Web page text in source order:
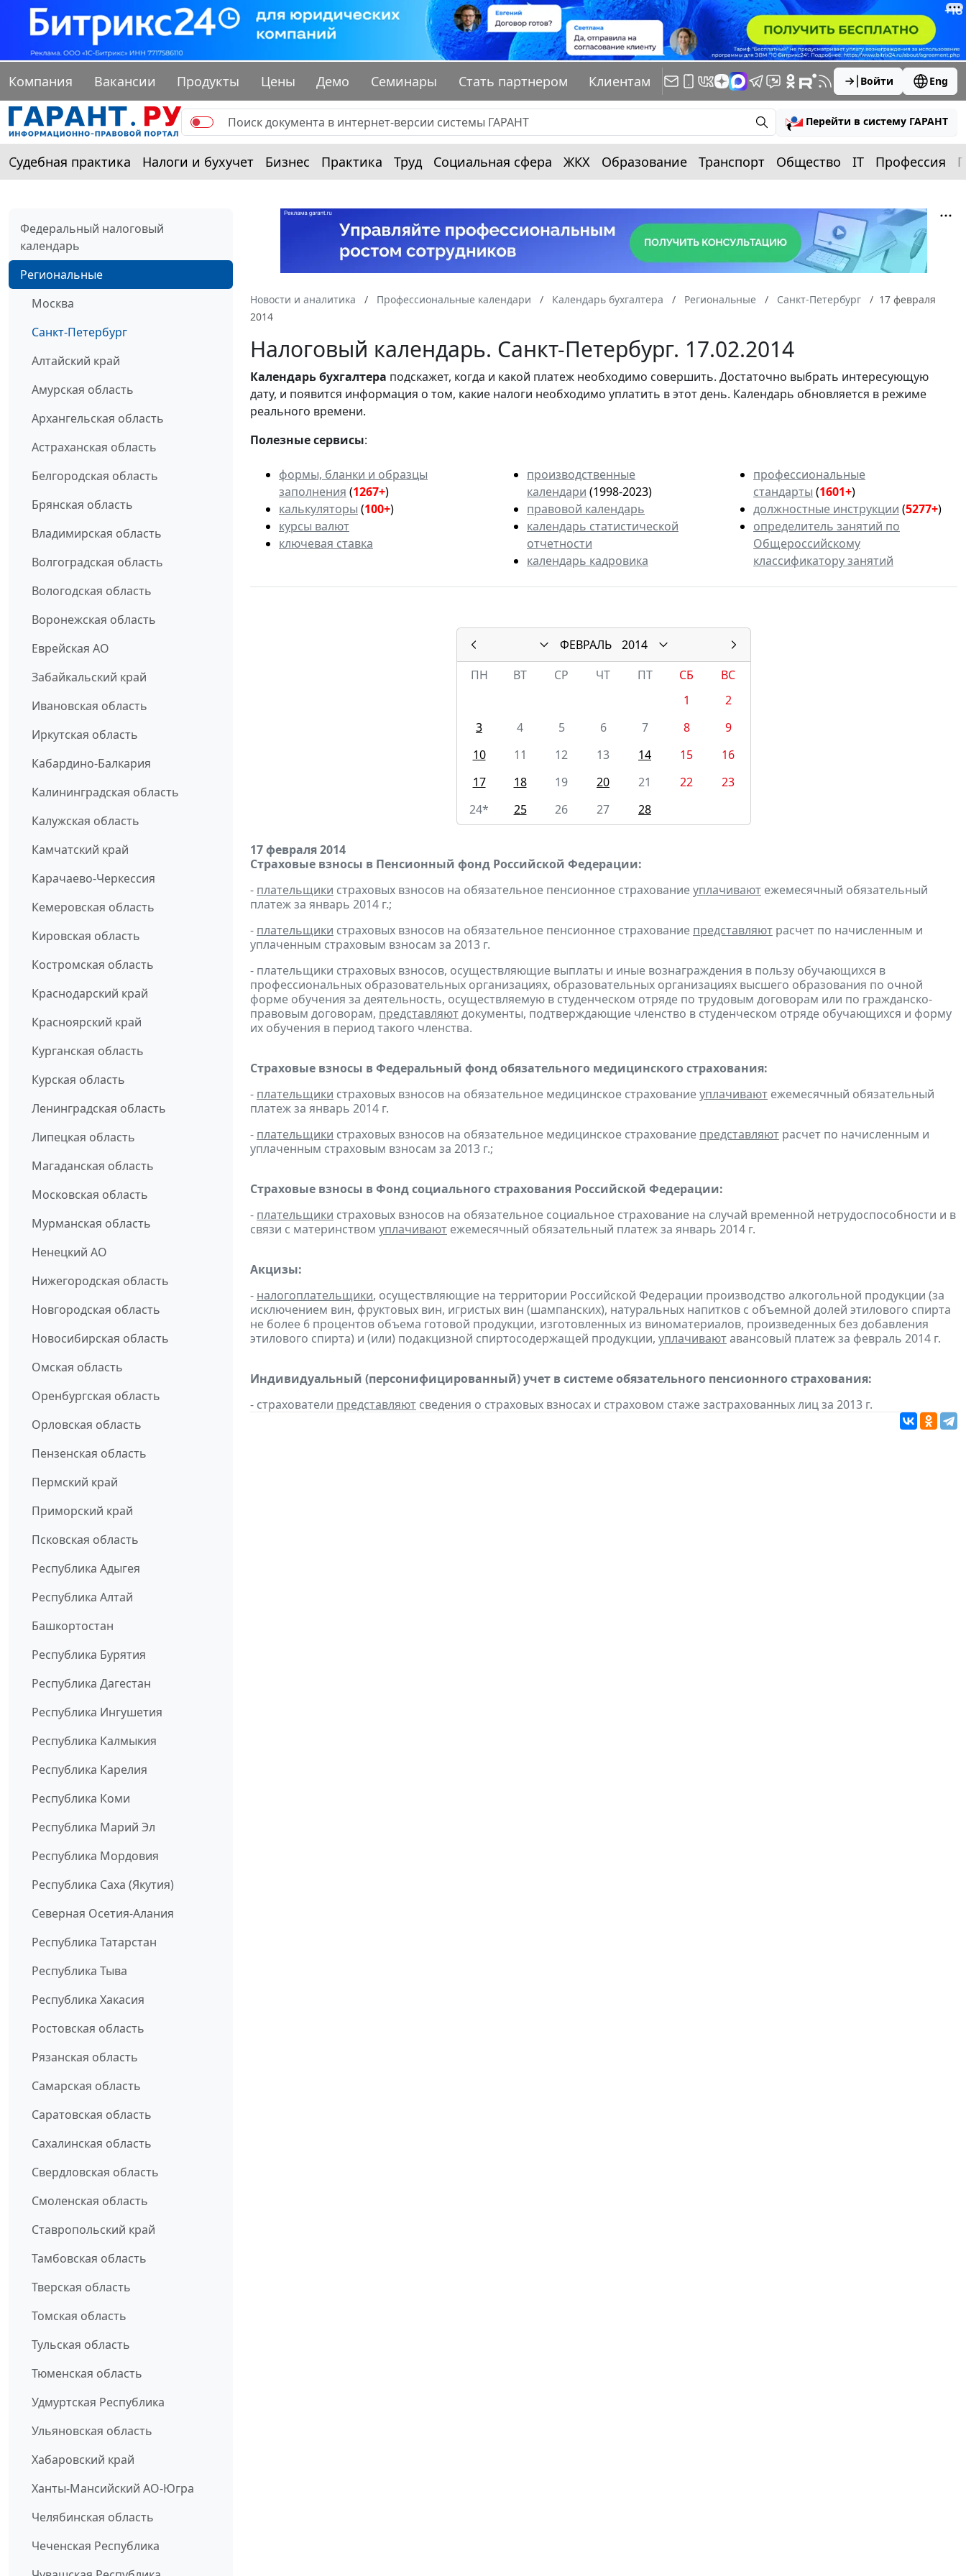
Компания Вакансии Продукты Цены Демо Семинары Стать партнером Клиентам Войти Eng
Перейти в систему ГАРАНТ
Судебная практика Налоги и бухучет Бизнес Практика Труд Социальная сфера ЖКХ Образование Транспорт Общество IT Профессия
Федеральный налоговый
календарь
Региональные
Москва
Санкт-Петербург
Алтайский край
Амурская область
Архангельская область
Астраханская область
Белгородская область
Брянская область
Владимирская область
Волгоградская область
Вологодская область
Воронежская область
Еврейская АО
Забайкальский край
Ивановская область
Иркутская область
Кабардино-Балкария
Калининградская область
Калужская область
Камчатский край
Карачаево-Черкессия
Кемеровская область
Кировская область
Костромская область
Краснодарский край
Красноярский край
Курганская область
Курская область
Ленинградская область
Липецкая область
Магаданская область
Московская область
Мурманская область
Ненецкий АО
Нижегородская область
Новгородская область
Новосибирская область
Омская область
Оренбургская область
Орловская область
Пензенская область
Пермский край
Приморский край
Псковская область
Республика Адыгея
Республика Алтай
Башкортостан
Республика Бурятия
Республика Дагестан
Республика Ингушетия
Республика Калмыкия
Республика Карелия
Республика Коми
Республика Марий Эл
Республика Мордовия
Республика Саха (Якутия)
Северная Осетия-Алания
Республика Татарстан
Республика Тыва
Республика Хакасия
Ростовская область
Рязанская область
Самарская область
Саратовская область
Сахалинская область
Свердловская область
Смоленская область
Ставропольский край
Тамбовская область
Тверская область
Томская область
Тульская область
Тюменская область
Удмуртская Республика
Ульяновская область
Хабаровский край
Ханты-Мансийский АО-Югра
Челябинская область
Чеченская Республика
Новости и аналитика Профессиональные календари Календарь бухгалтера Региональные Санкт-Петербург
17 февраля
2014
Налоговый календарь. Санкт-Петербург. 17.02.2014
Календарьбухгалтера подскажет, когда и какой платеж необходимо совершить. Достаточно выбрать интересующую
дату, и появится информация о том, какие налоги необходимо уплатить в этот день. Календарь обновляется в режиме
реального времени.
Полезные сервисы:
формы, бланки и образцы
заполнения (1267+)
калькуляторы (100+)
курсы валют
ключевая ставка
производственные
календари (1998-2023)
правовой календарь
календарь статистической
отчетности
календарь кадровика
профессиональные
стандарты (1601+)
должностные инструкции (5277+)
определитель занятий по
Общероссийскому
классификатору занятий
ФЕВРАЛЬ
2014
ПН
ВТ СР ЧТ ПТ СБ
ВС
1
2
3
4 5 6 7 8
9
10
11 12 13 14 15
16
17
18 19 20 21 22
23
24*
25 26 27 28
17 февраля 2014
Страховые взносы в Пенсионный фонд Российской Федерации:
- плательщики страховых взносов на обязательное пенсионное страхованиеуплачивают ежемесячный обязательный
платеж за январь 2014 г.;
- плательщики страховых взносов на обязательное пенсионное страхование представляют расчет по начисленным и
уплаченным страховым взносам за 2013 г.
- плательщики страховых взносов, осуществляющие выплаты и иные вознаграждения в пользу обучающихся в
профессиональных образовательных организациях, образовательных организациях высшего образования по очной
форме обучения за деятельность, осуществляемую в студенческом отряде по трудовым договорам или по гражданско-
правовым договорам, представляютдокументы, подтверждающие членство в студенческом отряде обучающихся и форму
их обучения в период такого членства.
Страховые взносы в Федеральный фонд обязательного медицинского страхования:
- плательщики страховых взносов на обязательное медицинское страхованиеуплачивают ежемесячный обязательный
платеж за январь 2014 г.
- плательщики страховых взносов на обязательное медицинское страхование представляют расчет по начисленным и
уплаченным страховым взносам за 2013 г.;
Страховые взносы в Фонд социального страхования Российской Федерации:
- плательщики страховых взносов на обязательное социальное страхование на случай временной нетрудоспособности и в
связи с материнством уплачивают ежемесячный обязательный платеж за январь 2014 г.
Акцизы:
- налогоплательщики, осуществляющие на территории Российской Федерации производство алкогольной продукции (за
исключением вин, фруктовых вин, игристых вин (шампанских), натуральных напитков с объемной долей этилового спирта
не более 6 процентов объема готовой продукции, изготовленных из виноматериалов, произведенных без добавления
этилового спирта) и (или) подакцизной спиртосодержащей продукции, уплачиваютавансовый платеж за февраль 2014 г.
Индивидуальный (персонифицированный) учет в системе обязательного пенсионного страхования:
- страхователи представляют сведения о страховых взносах и страховом стаже застрахованных лиц за 2013 г.